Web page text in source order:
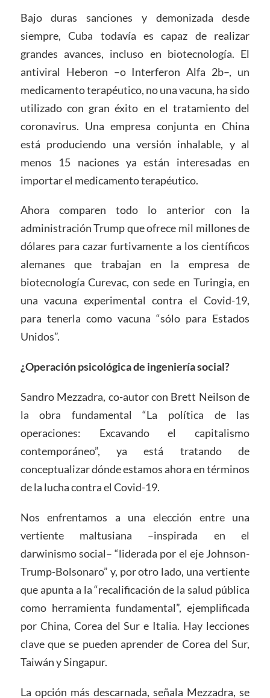
Bajo duras sanciones y demonizada desde
siempre, Cuba todavía es capaz de realizar
grandes avances, incluso en biotecnología. El
antiviral Heberon –o Interferon Alfa 2b–, un
medicamento terapéutico, no una vacuna, ha sido
utilizado con gran éxito en el tratamiento del
coronavirus. Una empresa conjunta en China
está produciendo una versión inhalable, y al
menos 15 naciones ya están interesadas en
importar el medicamento terapéutico.
Ahora comparen todo lo anterior con la
administración Trump que ofrece mil millones de
dólares para cazar furtivamente a los científicos
alemanes que trabajan en la empresa de
biotecnología Curevac, con sede en Turingia, en
una vacuna experimental contra el Covid-19,
para tenerla como vacuna “sólo para Estados
Unidos”.
¿Operación psicológicade ingeniería social?
Sandro Mezzadra, co-autor con Brett Neilson de
la obra fundamental “La política de las
operaciones: Excavando el capitalismo
contemporáneo”, ya está tratando de
conceptualizar dónde estamos ahora en términos
de la lucha contra el Covid-19.
Nos enfrentamos a una elección entre una
vertiente maltusiana –inspirada en el
darwinismo social– “liderada por el eje Johnson-
Trump-Bolsonaro” y, por otro lado, una vertiente
que apunta a la “recalificación de la salud pública
como herramienta fundamental”, ejemplificada
por China, Corea del Sur e Italia. Hay lecciones
clave que se pueden aprender de Corea del Sur,
Taiwán y Singapur.
La opción más descarnada, señala Mezzadra, se